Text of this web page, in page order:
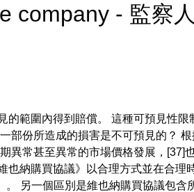
company - 監察人
範圍內得到賠償。 這種可預見性
部份所造成的損害是不可預見的？
異常甚至異常的市場價格發展，[37]
納購買協議》以合理方式並在合理
另一個區別是維也納購買協議包